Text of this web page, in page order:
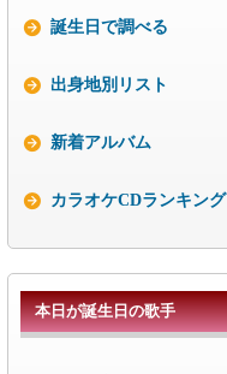
誕生日で調べる
出身地別リスト
新着アルバム
カラオケCDランキング
本日が誕生日の歌手